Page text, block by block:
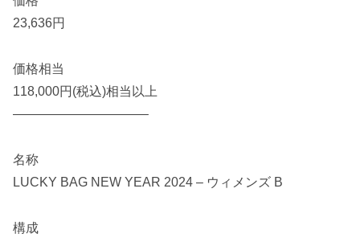
23,636円
価格相当
118,000円(税込)相当以上
——————————–
名称
LUCKY BAG NEW YEAR 2024 – ウィメンズ B
構成